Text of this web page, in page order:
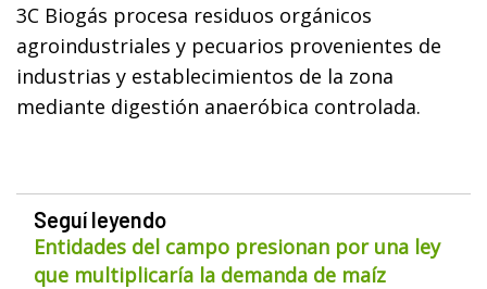
3C Biogás procesa residuos orgánicos
agroindustriales y pecuarios provenientes de
industrias y establecimientos de la zona
mediante digestión anaeróbica controlada.
Seguí leyendo
Entidades del campo presionan por una ley
que multiplicaría la demanda de maíz